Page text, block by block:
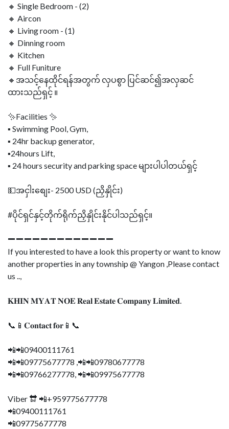
🔸 Single Bedroom - (2)
🔸 Aircon
🔸 Living room - (1)
🔸 Dinning room
🔸 Kitchen
🔸 Full Funiture
🔸အသင့်နေထိုင်ရန်အတွက် လှပစွာ ပြင်ဆင်၍အလှဆင်
ထားသည်ရှင့် ။
✨Facilities ✨
▪ Swimming Pool, Gym,
▪ 24hr backup generator,
▪24hours Lift,
▪ 24 hours security and parking space များပါပါတယ်ရှင့်
💵အငှါးစျေး- 2500 USD (ညှိနှိုင်း)
#ပိုင်ရှင်နှင့်တိုက်ရိုက်ညှိနှိုင်းနိုင်ပါသည်ရှင့်။
➖➖➖➖➖➖➖➖➖➖➖➖➖
If you interested to have a look this property or want to know
another properties in any township @ Yangon ,Please contact
us ..,
𝐊𝐇𝐈𝐍 𝐌𝐘𝐀𝐓 𝐍𝐎𝐄 𝐑𝐞𝐚𝐥 𝐄𝐬𝐭𝐚𝐭𝐞 𝐂𝐨𝐦𝐩𝐚𝐧𝐲 𝐋𝐢𝐦𝐢𝐭𝐞𝐝.
📞📱𝐂𝐨𝐧𝐭𝐚𝐜𝐭 𝐟𝐨𝐫📱📞
📲📲09400111761
📲📲09775677778 ,📲📲09780677778
📲📲09766277778, 📲📲09975677778
Viber 🔛 📲+959775677778
📲09400111761
📲09775677778